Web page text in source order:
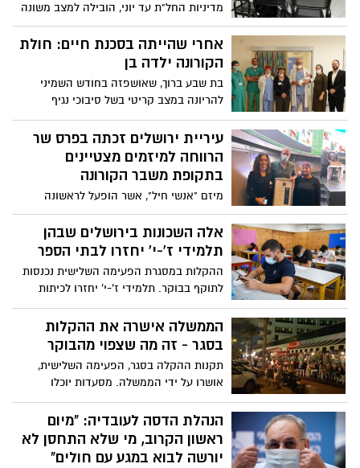
מדיניות החל"ת עד יוני, הובילה למצב משונה
מאוד. מצד אחד - קרוב ל-800 אלף אנשים
מובטלים, אך מצד שני, מקומות תעסוקה
ועסקים מתקשים מאוד לגייס עובדים!
הנוכחית
אחרי שהייתה בסכנת חיים: חולת
הקורונה ילדה בן
בת שבע ברוך, שאושפזה בחודש השמיני
להריונה במצב קריטי בשל סיבוכי נגיף
הקורונה, ילדה את בנה הרביעי: "קיבלתי חיים
פעם שנייה בתוך שנה"
עיריית ירושלים זכתה בפרס שר
הרווחה למיזמים מצטיינים
בתקופת משבר הקורונה
מיזם "אנשי חיל", אשר הופעל לראשונה
בירושלים ואומץ במודל ארצי, זכה בפרס שר
הרווחה למיזמים מצטיינים בתקופת הקורונה.
את הפרס קיבלו בשם העירייה, ראש מינהל
אגף הרווחה בעירייה, יעל גבאי
אלה השכונות בירושלים שבהן
תלמידי ז'-י' יחזרו לבתי הספר
ההקלות במסגרת הפעימה השלישית נכנסות
לתוקף בבוקר. תלמידי ז'-י' יחזרו לכיתות
בחלק מבתי הספר בירושלים, בהתאם
להחלטת הממשלה. מדובר בבתי ספר אשר
פועלים בשכונות הירוקות והצהובות בלבד
הממשלה אישרה את ההקלות
בסגר - זה מה שצפוי מהבוקר
תקנות ההקלה בסגר, הפעימה השלישית,
אושרו על ידי הממשלה. מסעדות יוכלו
להושיב עד מאה איש בפנים בכפוף לתו
הירוק. מי שלא התחסן ייאלץ לשבת בחוץ.
בחדרי האוכל במלונות ובאולמות האירועים
תותר כניסה של 300 איש. מיום ראשון ייכנסו
הנהלת הדסה לעובדיה: "מיום
ראשון הקרוב, מי שלא התחסן לא
יורשה לבוא במגע עם חולים"